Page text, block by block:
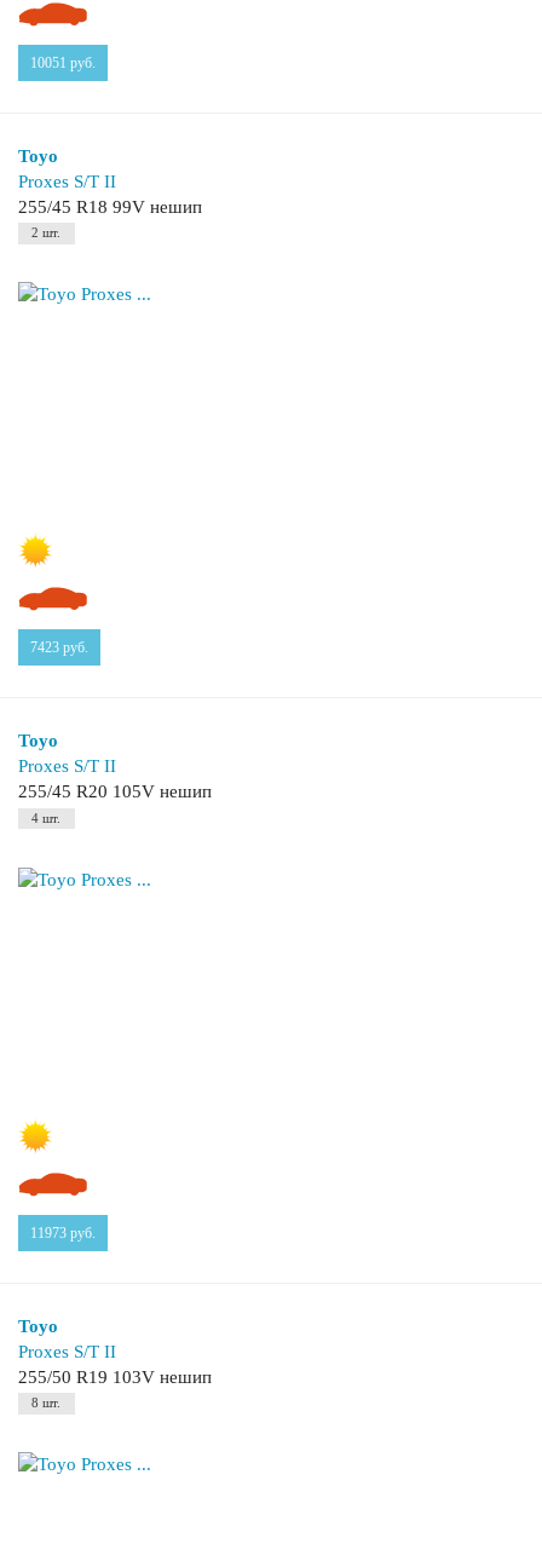
10051 руб.
Toyo
Proxes S/T II
255/45 R18 99V нешип
2 шт.
7423 руб.
Toyo
Proxes S/T II
255/45 R20 105V нешип
4 шт.
11973 руб.
Toyo
Proxes S/T II
255/50 R19 103V нешип
8 шт.